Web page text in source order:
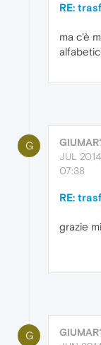
RE:
ma c'è
G
JUL
07:38
RE:
grazie
G